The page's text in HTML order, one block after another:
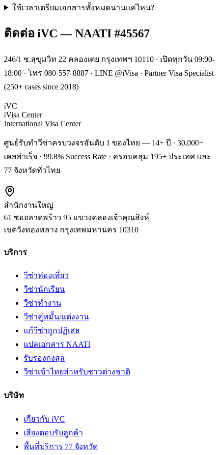
ใช้เวลาเตรียมเอกสารทั้งหมดนานแค่ไหน?
ติดต่อ iVC — NAATI #45567
246/1 ซ.สุขุมวิท 22 คลองเตย กรุงเทพฯ 10110 · เปิดทุกวัน 09:00-
18:00 · โทร 080-557-8887 · LINE @iVisa · Partner Visa Specialist
(250+ cases since 2018)
iVC
iVisa Center
International Visa Center
ศูนย์รับทำวีซ่าครบวงจรอันดับ 1 ของไทย — 14+ ปี · 30,000+
เคสสำเร็จ · 99.8% Success Rate · ครอบคลุม 195+ ประเทศ และ
77 จังหวัดทั่วไทย
สำนักงานใหญ่
61 ซอยลาดพร้าว 95 แขวงคลองเจ้าคุณสิงห์
เขตวังทองหลาง กรุงเทพมหานคร 10310
บริการ
วีซ่าท่องเที่ยว
วีซ่านักเรียน
วีซ่าทำงาน
วีซ่าคู่หมั้น/แต่งงาน
แก้วีซ่าถูกปฏิเสธ
แปลเอกสาร NAATI
รับรองกงสุล
วีซ่าเข้าไทยสำหรับชาวต่างชาติ
บริษัท
เกี่ยวกับ iVC
เสียงตอบรับลูกค้า
พื้นที่บริการ 77 จังหวัด